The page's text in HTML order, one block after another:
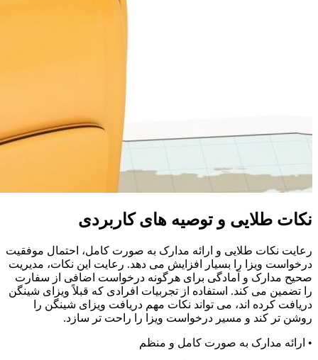
نکات طلایی و توصیه های کاربردی
رعایت نکات طلایی و ارائه مدارک به صورت کامل، احتمال موفقیت
درخواست ویزا را بسیار افزایش می دهد. رعایت این نکات، مدیریت
صحیح مدارک و آمادگی برای هرگونه درخواست اضافی از سفارت
را تضمین می کند. استفاده از تجربیات افرادی که قبلاً ویزای شینگن
دریافت کرده اند، می تواند نکات مهم دریافت ویزای شینگن را
روشن تر کند و مسیر درخواست ویزا را راحت تر سازد.
• ارائه مدارک به صورت کامل و منظم